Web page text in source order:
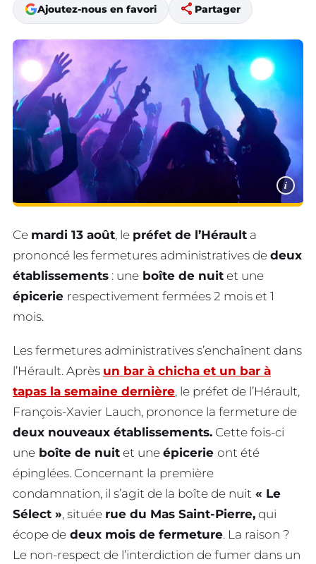
Ajoutez-nous en favori share Partager
i
Ce mardi 13 août, le préfet de l’Hérault a
prononcé les fermetures administratives de deux
établissements : une boîte de nuit et une
épicerie respectivement fermées 2 mois et 1
mois.
Les fermetures administratives s’enchaînent dans
l’Hérault. Après un bar à chicha et un bar à
tapas la semaine dernière, le préfet de l’Hérault,
François-Xavier Lauch, prononce la fermeture de
deux nouveaux établissements. Cette fois-ci
une boîte de nuit et une épicerie ont été
épinglées. Concernant la première
condamnation, il s’agit de la boîte de nuit « Le
Sélect », située rue du Mas Saint-Pierre, qui
écope de deux mois de fermeture. La raison ?
Le non-respect de l’interdiction de fumer dans un